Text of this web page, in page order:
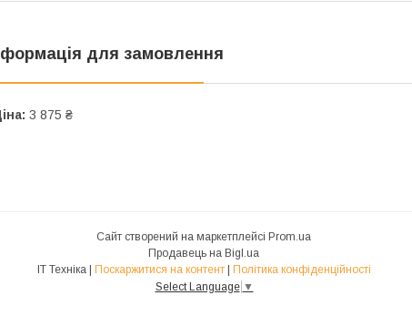
для замовлення
3 875 ₴
Сайт створений на маркетплейсі Prom.ua
Продавець на Bigl.ua
IT Техніка | Поскаржитися на контент | Політика конфіденційності
Select Language ▼